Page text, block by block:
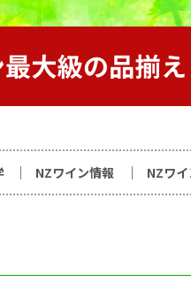
NZワイン情報 NZワ